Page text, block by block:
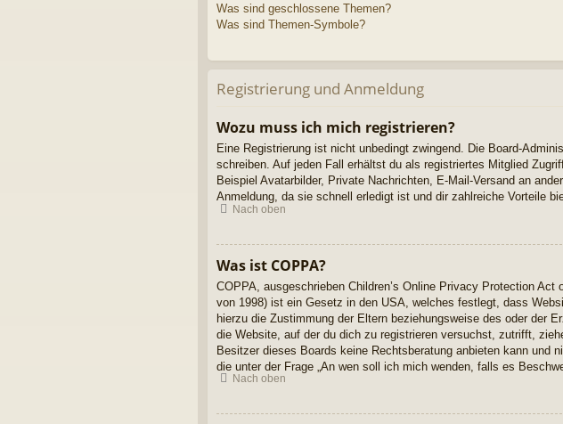
Was sind geschlossene Themen?
Was sind Themen-Symbole?
Registrierung und Anmeldung
Wozu muss ich mich registrieren?
Eine Registrierung ist nicht unbedingt zwingend. Die Board-
schreiben. Auf jeden Fall erhältst du als registriertes Mitglied
Beispiel Avatarbilder, Private Nachrichten, E-Mail-Versand an
Anmeldung, da sie schnell erledigt ist und dir zahlreiche Vorteile
Nach oben
Was ist COPPA?
COPPA, ausgeschrieben Children’s Online Privacy Protection
von 1998) ist ein Gesetz in den USA, welches festlegt, dass
hierzu die Zustimmung der Eltern beziehungsweise des oder der
die Website, auf der du dich zu registrieren versuchst, zutrifft,
Besitzer dieses Boards keine Rechtsberatung anbieten kann und
die unter der Frage „An wen soll ich mich wenden, falls es
Nach oben